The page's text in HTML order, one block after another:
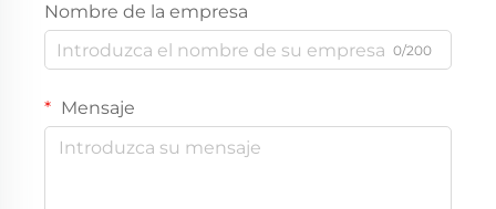
Nombre de la empresa
0/200
Mensaje